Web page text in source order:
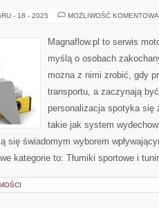
- 18 - 2025 MOŻLIWOŚĆ
Magnaflow.pl to serwis
myślą o osobach
można z nimi zrobić, gdy
transportu, a zaczynają
personalizacja spotyka się
takie jak system
się świadomym wyborem
kategorie to: Tłumiki sportowe i